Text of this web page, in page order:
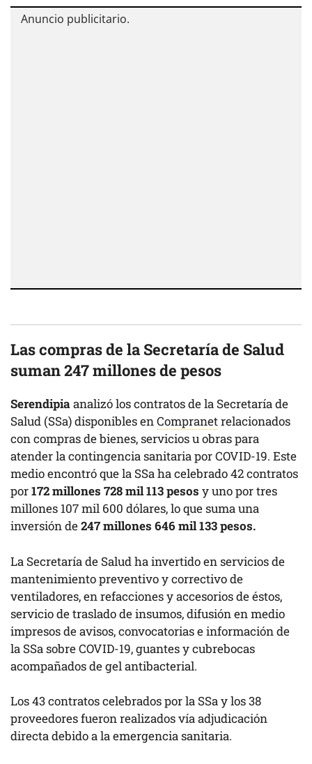
Las compras de la Secretaría de Salud
suman 247 millones de pesos
Serendipiaanalizó los contratos de la Secretaría de
Salud (SSa) disponibles enCompranetrelacionados
con compras de bienes, servicios u obras para
atender la contingencia sanitaria por COVID-19. Este
medio encontró que la SSa ha celebrado 42 contratos
por172 millones 728 mil 113 pesos y uno por tres
millones 107 mil 600 dólares, lo que suma una
inversión de247 millones 646 mil 133 pesos.
La Secretaría de Salud ha invertido en servicios de
mantenimiento preventivo y correctivo de
ventiladores, en refacciones y accesorios de éstos,
servicio de traslado de insumos, difusión en medio
impresos de avisos, convocatorias e información de
la SSa sobre COVID-19, guantes y cubrebocas
acompañados de gel antibacterial.
Los 43 contratos celebrados por la SSa y los 38
proveedores fueron realizados vía adjudicación
directa debido a la emergencia sanitaria.